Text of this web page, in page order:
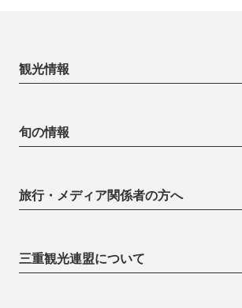
観光情報
旬の情報
旅行・メディア関係者の方へ
三重観光連盟について